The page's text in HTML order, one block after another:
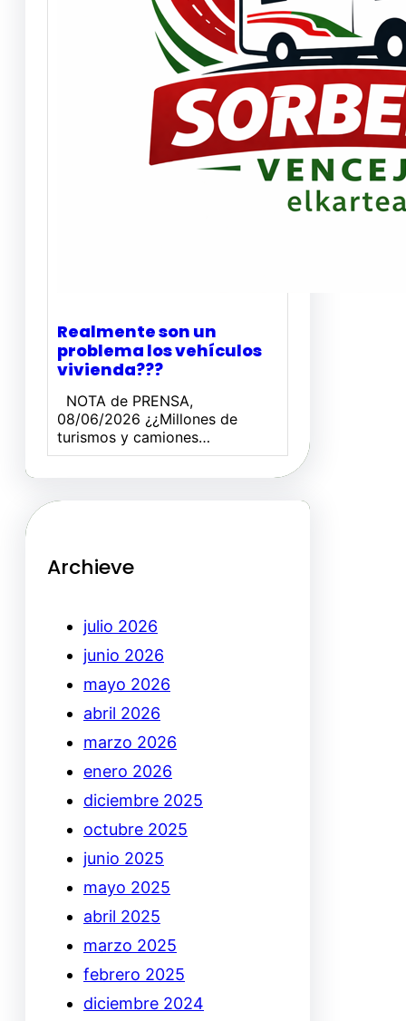
Realmente son un
problema los vehículos
vivienda???
NOTA de PRENSA,
08/06/2026 ¿¿Millones de
turismos y camiones…
Archieve
julio 2026
junio 2026
mayo 2026
abril 2026
marzo 2026
enero 2026
diciembre 2025
octubre 2025
junio 2025
mayo 2025
abril 2025
marzo 2025
febrero 2025
diciembre 2024